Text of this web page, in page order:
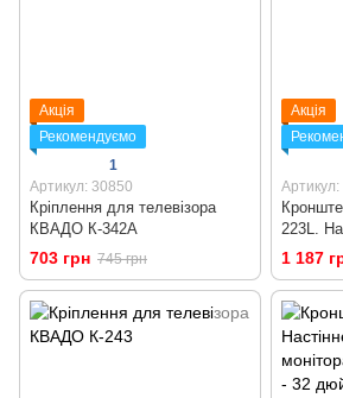
Акція
Рекомендуємо
1
Артикул: 30850
Кріплення для телевізора
КВАДО К-342А
703 грн 745 грн
Акція
223L.
1 187